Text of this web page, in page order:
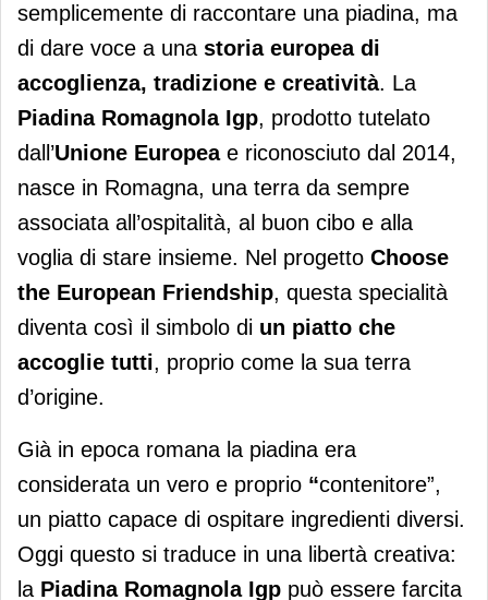
semplicemente di raccontare una piadina, ma
di dare voce a una storia europea di
accoglienza, tradizione e creatività. La
Piadina Romagnola Igp, prodotto tutelato
dall’Unione Europea e riconosciuto dal 2014,
nasce in Romagna, una terra da sempre
associata all’ospitalità, al buon cibo e alla
voglia di stare insieme. Nel progetto Choose
the European Friendship, questa specialità
diventa così il simbolo di un piatto che
accoglie tutti, proprio come la sua terra
d’origine.
Già in epoca romana la piadina era
considerata un vero e proprio “contenitore”,
un piatto capace di ospitare ingredienti diversi.
Oggi questo si traduce in una libertà creativa:
la Piadina Romagnola Igp può essere farcita